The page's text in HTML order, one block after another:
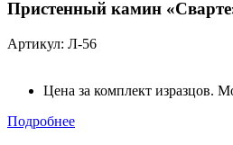
Пристенный камин
Артикул: Л-56
Цена за комплект изразцов.
Подробнее